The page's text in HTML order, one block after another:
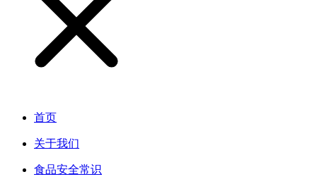
首页
关于我们
食品安全常识